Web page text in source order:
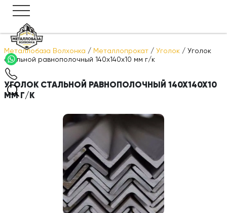
Металлобаза Волхонка / Металлопрокат / Уголок / Уголок
стальной равнополочный 140х140х10 мм г/к
УГОЛОК СТАЛЬНОЙ РАВНОПОЛОЧНЫЙ 140Х140Х10
ММ Г/К